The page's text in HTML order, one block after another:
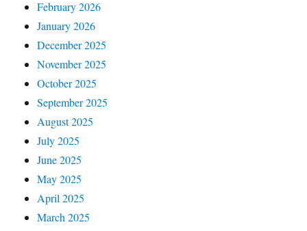
February 2026
January 2026
December 2025
November 2025
October 2025
September 2025
August 2025
July 2025
June 2025
May 2025
April 2025
March 2025